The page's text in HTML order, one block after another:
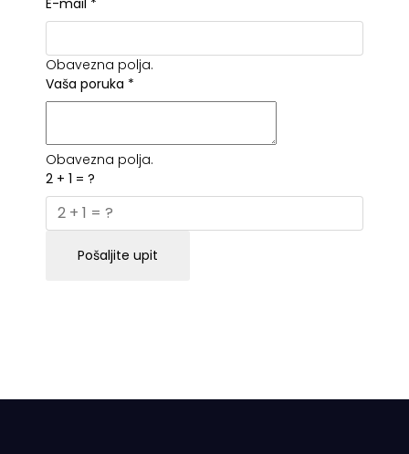
E-mail *
Obavezna polja.
Vaša poruka *
Obavezna polja.
2 + 1 = ?
Pošaljite upit